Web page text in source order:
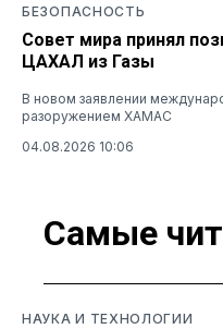
БЕЗОПАСНОСТЬ
Совет мира принял
ЦАХАЛ из Газы
В новом заявлении
разоружением ХАМАС
04.08.2026 10:06
Самые
НАУКА И ТЕХНОЛОГИИ